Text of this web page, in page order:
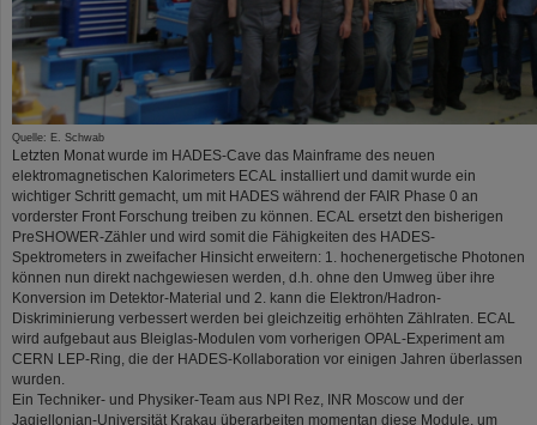
Quelle: E. Schwab
Letzten Monat wurde im HADES-Cave das Mainframe des neuen
elektromagnetischen Kalorimeters ECAL installiert und damit wurde ein
wichtiger Schritt gemacht, um mit HADES während der FAIR Phase 0 an
vorderster Front Forschung treiben zu können. ECAL ersetzt den bisherigen
PreSHOWER-Zähler und wird somit die Fähigkeiten des HADES-
Spektrometers in zweifacher Hinsicht erweitern: 1. hochenergetische Photonen
können nun direkt nachgewiesen werden, d.h. ohne den Umweg über ihre
Konversion im Detektor-Material und 2. kann die Elektron/Hadron-
Diskriminierung verbessert werden bei gleichzeitig erhöhten Zählraten. ECAL
wird aufgebaut aus Bleiglas-Modulen vom vorherigen OPAL-Experiment am
CERN LEP-Ring, die der HADES-Kollaboration vor einigen Jahren überlassen
wurden.
Ein Techniker- und Physiker-Team aus NPI Rez, INR Moscow und der
Jagiellonian-Universität Krakau überarbeiten momentan diese Module, um